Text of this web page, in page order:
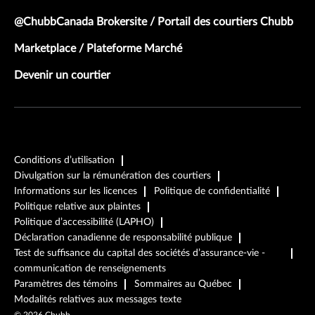
@ChubbCanada Brokersite / Portail des courtiers Chubb
Marketplace / Plateforme Marché
Devenir un courtier
Conditions d’utilisation
Divulgation sur la rémunération des courtiers
Informations sur les licences
Politique de confidentialité
Politique relative aux plaintes
Politique d’accessibilité (LAPHO)
Déclaration canadienne de responsabilité publique
Test de suffisance du capital des sociétés d’assurance-vie -
communication de renseignements
Paramètres des témoins
Sommaires au Québec
Modalités relatives aux messages texte